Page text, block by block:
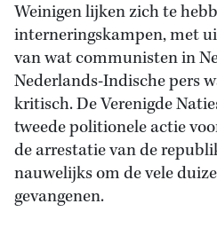
Weinigen lijken zich te
interneringskampen, met
van wat communisten in
Nederlands-Indische pers
kritisch. De Verenigde
tweede politionele actie
de arrestatie van de
nauwelijks om de vele
gevangenen.